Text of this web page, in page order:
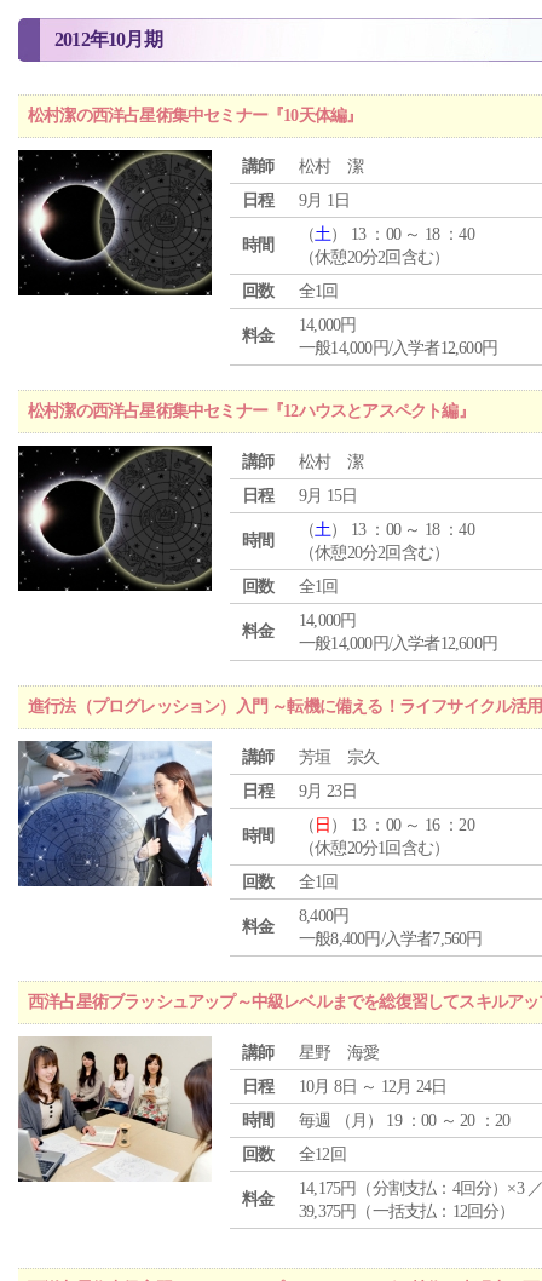
2012年10月期
松村潔の西洋占星術集中セミナー『10天体編』
講師
松村 潔
日程
9月 1日
時間
（土） 13 ：00 ～ 18 ：40
（休憩20分2回含む）
回数
全1回
料金
14,000円
一般14,000円/入学者12,600円
松村潔の西洋占星術集中セミナー『12ハウスとアスペクト編』
講師
松村 潔
日程
9月 15日
時間
（土） 13 ：00 ～ 18 ：40
（休憩20分2回含む）
回数
全1回
料金
14,000円
一般14,000円/入学者12,600円
進行法（プログレッション）入門 ～転機に備える！ライフサイクル活
講師
芳垣 宗久
日程
9月 23日
時間
（ 日 ） 13 ：00 ～ 16 ：20
（休憩20分1回含む）
回数
全1回
料金
8,400円
一般8,400円/入学者7,560円
西洋占星術ブラッシュアップ～中級レベルまでを総復習してスキルア
講師
星野 海愛
日程
10月 8日 ～ 12月 24日
時間
毎週 （ 月 ） 19 ：00 ～ 20 ：20
回数
全12回
料金
14,175円（分割支払：4回分）×3
39,375円（一括支払：12回分）